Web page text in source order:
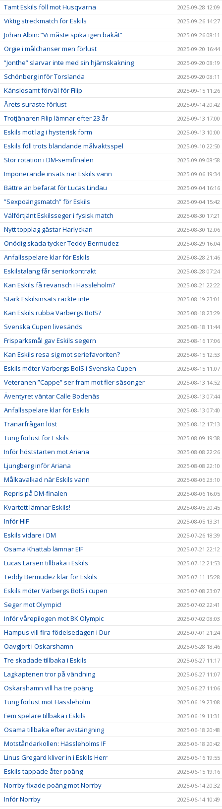
Tamt Eskils föll mot Husqvarna 2025-09-28 12:09
Viktig streckmatch för Eskils 2025-09-26 14:27
Johan Albin: ”Vi måste spika igen bakåt” 2025-09-26 08:11
Orgie i målchanser men förlust 2025-09-20 16:44
”Jonthe” slarvar inte med sin hjärnskakning 2025-09-20 08:19
Schönberg inför Torslanda 2025-09-20 08:11
Känslosamt förväl för Filip 2025-09-15 11:26
Årets suraste förlust 2025-09-14 20:42
Trotjänaren Filip lämnar efter 23 år 2025-09-13 17:00
Eskils mot lag i hysterisk form 2025-09-13 10:00
Eskils föll trots bländande målvaktsspel 2025-09-10 22:50
Stor rotation i DM-semifinalen 2025-09-09 08:58
Imponerande insats när Eskils vann 2025-09-06 19:34
Bättre än befarat för Lucas Lindau 2025-09-04 16:16
”Sexpoängsmatch” för Eskils 2025-09-04 15:42
Välförtjänt Eskilsseger i fysisk match 2025-08-30 17:21
Nytt topplag gästar Harlyckan 2025-08-30 12:06
Onödig skada tycker Teddy Bermudez 2025-08-29 16:04
Anfallsspelare klar för Eskils 2025-08-28 21:46
Eskilstalang får seniorkontrakt 2025-08-28 07:24
Kan Eskils få revansch i Hässleholm? 2025-08-21 22:22
Stark Eskilsinsats räckte inte 2025-08-19 23:01
Kan Eskils rubba Varbergs BoIS? 2025-08-18 23:29
Svenska Cupen livesänds 2025-08-18 11:44
Frisparksmål gav Eskils segern 2025-08-16 17:06
Kan Eskils resa sig mot seriefavoriten? 2025-08-15 12:53
Eskils möter Varbergs BoIS i Svenska Cupen 2025-08-15 11:07
Veteranen ”Cappe” ser fram mot fler säsonger 2025-08-13 14:52
Äventyret väntar Calle Bodenäs 2025-08-13 07:44
Anfallsspelare klar för Eskils 2025-08-13 07:40
Tränarfrågan löst 2025-08-12 17:13
Tung förlust för Eskils 2025-08-09 19:38
Inför höststarten mot Ariana 2025-08-08 22:26
Ljungberg inför Ariana 2025-08-08 22:10
Målkavalkad när Eskils vann 2025-08-06 23:10
Repris på DM-finalen 2025-08-06 16:05
Kvartett lämnar Eskils! 2025-08-05 20:45
Inför HIF 2025-08-05 13:31
Eskils vidare i DM 2025-07-26 18:39
Osama Khattab lämnar EIF 2025-07-21 22:12
Lucas Larsen tillbaka i Eskils 2025-07-12 21:53
Teddy Bermudez klar för Eskils 2025-07-11 15:28
Eskils möter Varbergs BoIS i cupen 2025-07-08 23:07
Seger mot Olympic! 2025-07-02 22:41
Inför vårepilogen mot BK Olympic 2025-07-02 08:03
Hampus vill fira födelsedagen i Dur 2025-07-01 21:24
Oavgjort i Oskarshamn 2025-06-28 18:46
Tre skadade tillbaka i Eskils 2025-06-27 11:17
Lagkaptenen tror på vändning 2025-06-27 11:07
Oskarshamn vill ha tre poäng 2025-06-27 11:06
Tung förlust mot Hässleholm 2025-06-19 23:08
Fem spelare tillbaka i Eskils 2025-06-19 11:31
Osama tillbaka efter avstängning 2025-06-18 20:48
Motståndarkollen: Hässleholms IF 2025-06-18 20:42
Linus Gregard kliver in i Eskils Herr 2025-06-16 19:55
Eskils tappade åter poäng 2025-06-15 19:16
Norrby fixade poäng mot Norrby 2025-06-14 20:32
Inför Norrby 2025-06-14 10:49